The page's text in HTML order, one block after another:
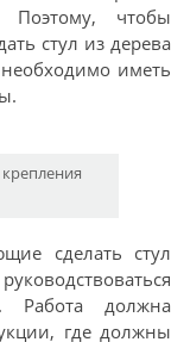
Поэтому, чтобы
стул из дерева
иметь
сделать стул
Работа должна
где должны